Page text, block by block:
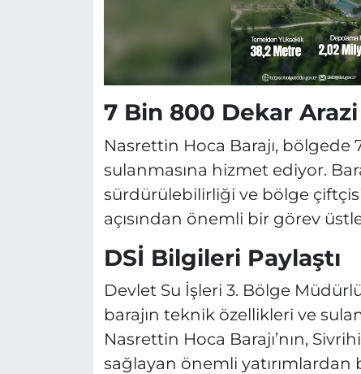
7 Bin 800 Dekar Arazi
Nasrettin Hoca Barajı,
sulanmasına hizmet ediyor.
sürdürülebilirliği ve bölge
açısından önemli bir görev
DSİ Bilgileri Paylaştı
Devlet Su İşleri 3. Bölge
barajın teknik özellikleri ve
Nasrettin Hoca Barajı’nın,
sağlayan önemli yatırımlardan